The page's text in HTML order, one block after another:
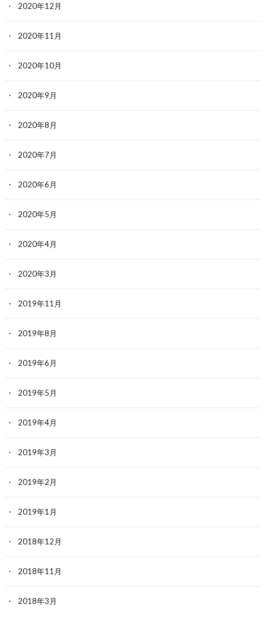
2020年12月
2020年11月
2020年10月
2020年9月
2020年8月
2020年7月
2020年6月
2020年5月
2020年4月
2020年3月
2019年11月
2019年8月
2019年6月
2019年5月
2019年4月
2019年3月
2019年2月
2019年1月
2018年12月
2018年11月
2018年3月